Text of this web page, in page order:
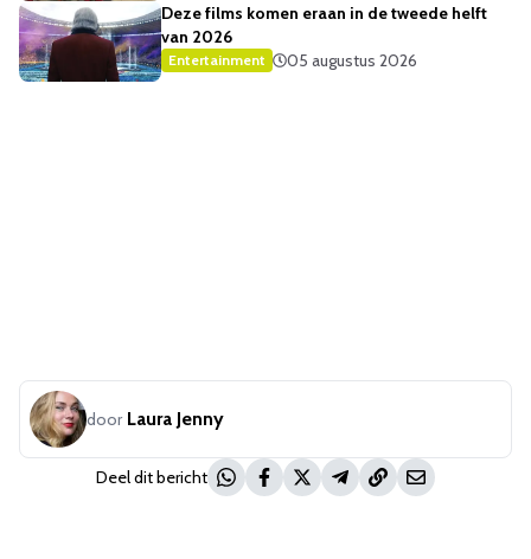
Deze films komen eraan in de tweede helft
van 2026
Entertainment 05 augustus 2026
door Laura Jenny
Deel dit bericht